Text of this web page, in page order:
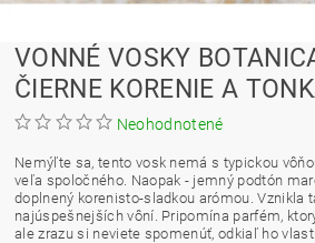
VONNÉ VOSKY
ČIERNE KORENIE A
Neohodnotené
Nemýľte sa, tento vosk nemá s typickou
veľa spoločného. Naopak - jemný podtón
doplnený korenisto-sladkou arómou. Vznikla
najúspešnejších vôní. Pripomína parfém,
ale zrazu si neviete spomenúť, odkiaľ ho